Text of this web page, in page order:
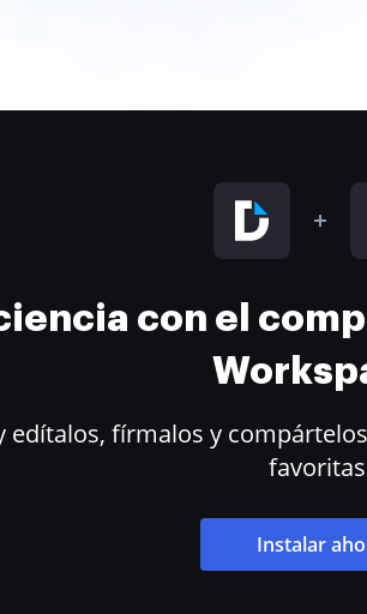
con el
edítalos, fírmalos y
Instalar